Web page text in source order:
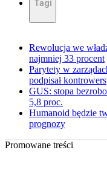
Tagi
Rewolucja we
najmniej 33 procent
Parytety w
podpisał
GUS: stopa
5,8 proc.
Humanoid będzie
prognozy
Promowane treści